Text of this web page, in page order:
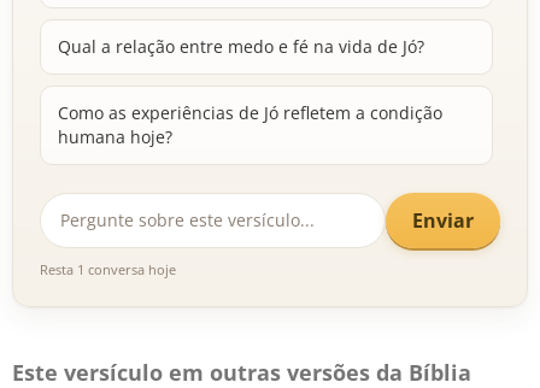
Qual a relação entre medo e fé na vida de Jó?
Como as experiências de Jó refletem a condição
humana hoje?
Enviar
Resta 1 conversa hoje
Este versículo em outras versões da Bíblia